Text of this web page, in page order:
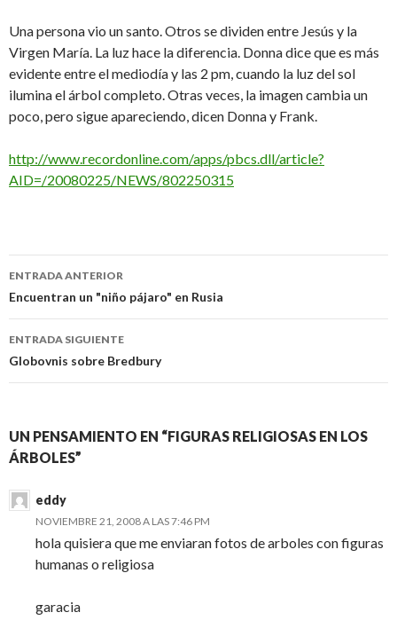
Una persona vio un santo. Otros se dividen entre Jesús y la
Virgen María. La luz hace la diferencia. Donna dice que es más
evidente entre el mediodía y las 2 pm, cuando la luz del sol
ilumina el árbol completo. Otras veces, la imagen cambia un
poco, pero sigue apareciendo, dicen Donna y Frank.
http://www.recordonline.com/apps/pbcs.dll/article?
AID=/20080225/NEWS/802250315
Navegación
de
entradas
ENTRADA ANTERIOR
Encuentran un "niño pájaro" en Rusia
ENTRADA SIGUIENTE
Globovnis sobre Bredbury
UN PENSAMIENTO EN “FIGURAS RELIGIOSAS EN LOS
ÁRBOLES”
eddy
NOVIEMBRE 21, 2008 A LAS 7:46 PM
hola quisiera que me enviaran fotos de arboles con figuras
humanas o religiosa
garacia